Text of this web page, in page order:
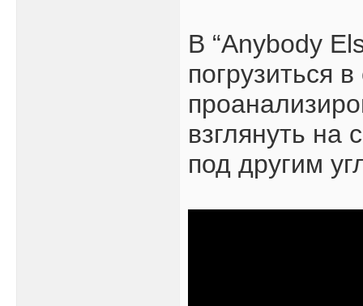
В “Anybody
погрузиться
взглянуть на
под другим